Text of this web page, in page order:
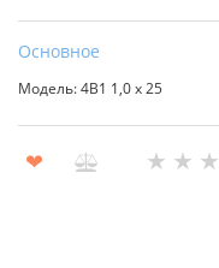
Основное
Модель: 4В1 1,0 х 25
❤ ★ ★ ★